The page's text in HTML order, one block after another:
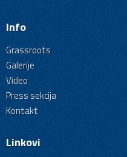
Info
Grassroots
Galerije
Video
Press sekcija
Kontakt
Linkovi